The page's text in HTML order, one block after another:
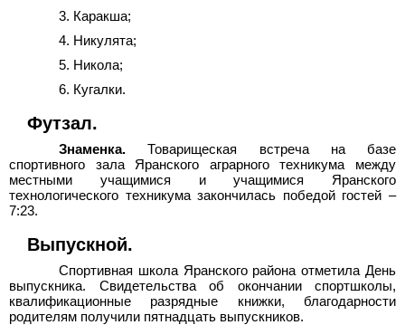
3. Каракша;
4. Никулята;
5. Никола;
6. Кугалки.
Футзал.
Знаменка.Товарищеская встреча на базе
спортивного зала Яранского аграрного техникума между
местными учащимися и учащимися Яранского
технологического техникума закончилась победой гостей –
7:23.
Выпускной.
Спортивная школа Яранского района отметила День
выпускника. Свидетельства об окончании спортшколы,
квалификационные разрядные книжки, благодарности
родителям получили пятнадцать выпускников.